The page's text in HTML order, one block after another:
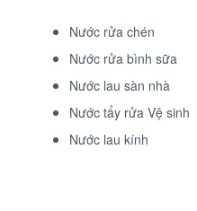
Nước rửa chén
Nước rửa bình sữa
Nước lau sàn nhà
Nước tẩy rửa Vệ sinh
Nước lau kính